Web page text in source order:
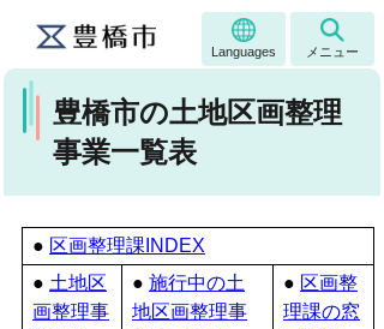
Languages メニュー
豊橋市の土地区画整理
事業一覧表
● 区画整理課INDEX
● 土地区
画整理事
● 施行中の土
地区画整理事
● 区画整
理課の窓